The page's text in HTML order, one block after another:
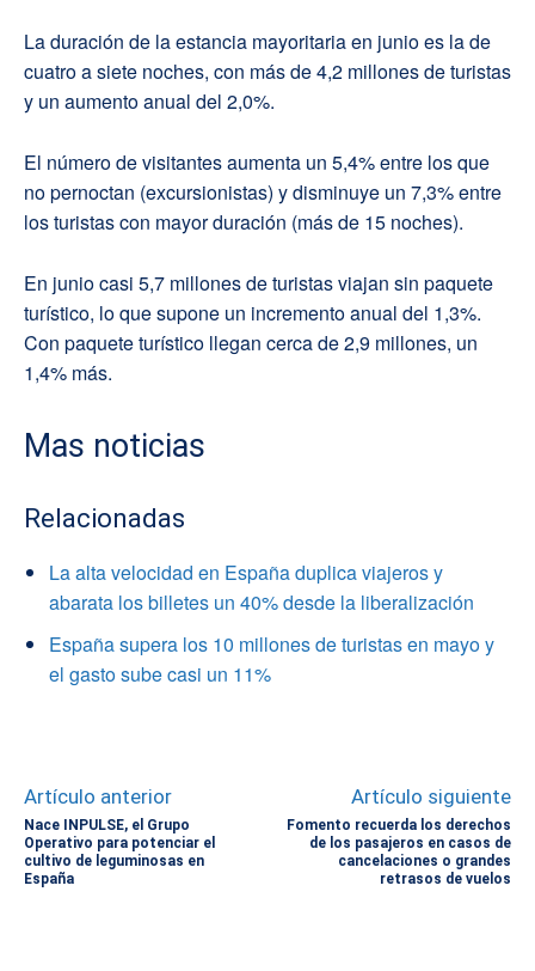
La duración de la estancia mayoritaria en junio es la de
cuatro a siete noches, con más de 4,2 millones de turistas
y un aumento anual del 2,0%.
El número de visitantes aumenta un 5,4% entre los que
no pernoctan (excursionistas) y disminuye un 7,3% entre
los turistas con mayor duración (más de 15 noches).
En junio casi 5,7 millones de turistas viajan sin paquete
turístico, lo que supone un incremento anual del 1,3%.
Con paquete turístico llegan cerca de 2,9 millones, un
1,4% más.
Mas noticias
Relacionadas
La alta velocidad en España duplica viajeros y
abarata los billetes un 40% desde la liberalización
España supera los 10 millones de turistas en mayo y
el gasto sube casi un 11%
Artículo anterior
Nace INPULSE, el Grupo
Operativo para potenciar el
cultivo de leguminosas en
España
Artículo siguiente
Fomento recuerda los derechos
de los pasajeros en casos de
cancelaciones o grandes
retrasos de vuelos